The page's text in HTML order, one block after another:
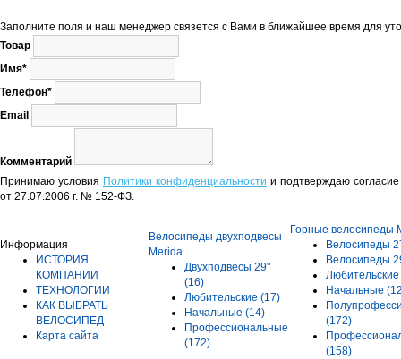
Заполните поля и наш менеджер связется с Вами в ближайшее время для
Товар
Имя*
Телефон*
Email
Комментарий
Принимаю условия Политики конфиденциальности и подтверждаю
от 27.07.2006 г. № 152-ФЗ.
Информация
ИСТОРИЯ
КОМПАНИИ
ТЕХНОЛОГИИ
КАК ВЫБРАТЬ
ВЕЛОСИПЕД
Карта сайта
Велосипеды двухподвесы
Merida
Двухподвесы 29"
(16)
Любительские (17)
Начальные (14)
Профессиональные
(172)
Горные велосипеды
Велосипеды
Велосипеды
Любительские
Начальные
(172)
(158)